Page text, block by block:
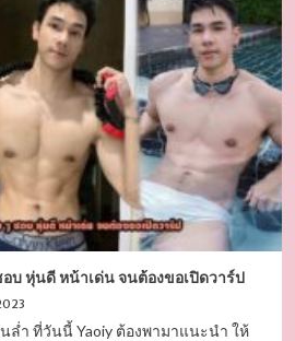
บ หุ่นดี หน้าเด่น จนต้องขอเปิดวาร์ป
ล่ำ ที่วันนี้ Yaoiy ต้องพามาแนะนำ ให้